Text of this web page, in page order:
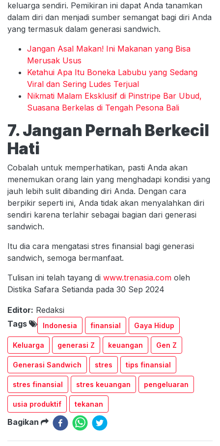
keluarga sendiri. Pemikiran ini dapat Anda tanamkan
dalam diri dan menjadi sumber semangat bagi diri Anda
yang termasuk dalam generasi sandwich.
Jangan Asal Makan! Ini Makanan yang Bisa
Merusak Usus
Ketahui Apa Itu Boneka Labubu yang Sedang
Viral dan Sering Ludes Terjual
Nikmati Malam Eksklusif di Pinstripe Bar Ubud,
Suasana Berkelas di Tengah Pesona Bali
7. Jangan Pernah Berkecil
Hati
Cobalah untuk memperhatikan, pasti Anda akan
menemukan orang lain yang menghadapi kondisi yang
jauh lebih sulit dibanding diri Anda. Dengan cara
berpikir seperti ini, Anda tidak akan menyalahkan diri
sendiri karena terlahir sebagai bagian dari generasi
sandwich.
Itu dia cara mengatasi stres finansial bagi generasi
sandwich, semoga bermanfaat.
Tulisan ini telah tayang di www.trenasia.com oleh
Distika Safara Setianda pada 30 Sep 2024
Editor: Redaksi
Tags
Indonesia finansial Gaya Hidup
Keluarga generasi Z keuangan Gen Z
Generasi Sandwich stres tips finansial
stres finansial stres keuangan pengeluaran
usia produktif tekanan
Bagikan